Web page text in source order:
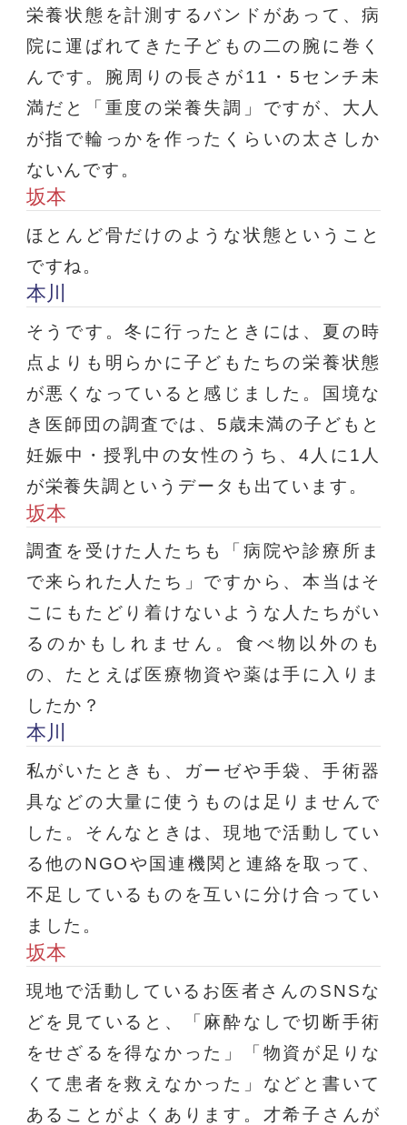
栄養状態を計測するバンドがあって、病
院に運ばれてきた子どもの二の腕に巻く
んです。腕周りの長さが11・5センチ未
満だと「重度の栄養失調」ですが、大人
が指で輪っかを作ったくらいの太さしか
ないんです。
坂本
ほとんど骨だけのような状態ということ
ですね。
本川
そうです。冬に行ったときには、夏の時
点よりも明らかに子どもたちの栄養状態
が悪くなっていると感じました。国境な
き医師団の調査では、5歳未満の子どもと
妊娠中・授乳中の女性のうち、4人に1人
が栄養失調というデータも出ています。
坂本
調査を受けた人たちも「病院や診療所ま
で来られた人たち」ですから、本当はそ
こにもたどり着けないような人たちがい
るのかもしれません。食べ物以外のも
の、たとえば医療物資や薬は手に入りま
したか？
本川
私がいたときも、ガーゼや手袋、手術器
具などの大量に使うものは足りませんで
した。そんなときは、現地で活動してい
る他のNGOや国連機関と連絡を取って、
不足しているものを互いに分け合ってい
ました。
坂本
現地で活動しているお医者さんのSNSな
どを見ていると、「麻酔なしで切断手術
をせざるを得なかった」「物資が足りな
くて患者を救えなかった」などと書いて
あることがよくあります。才希子さんが